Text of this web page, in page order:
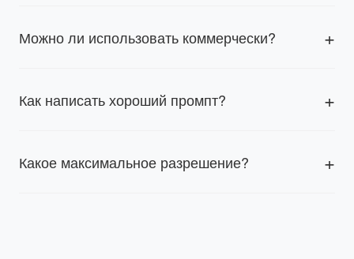
Можно ли использовать коммерчески?
Как написать хороший промпт?
Какое максимальное разрешение?